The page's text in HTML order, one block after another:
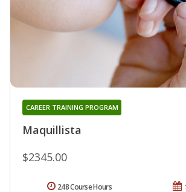
Maquillista
CAREER TRAINING PROGRAM
$2345.00
248 Course Hours